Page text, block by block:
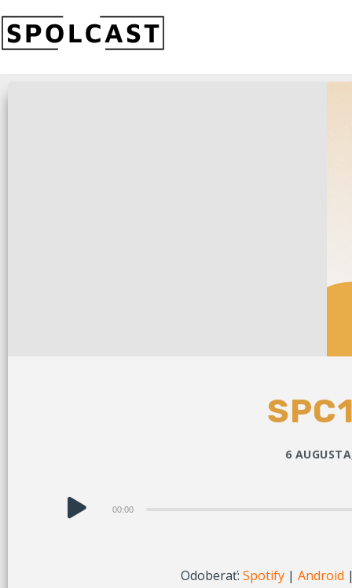
6
Audio
00:00
Odoberať: Spotify | Android |